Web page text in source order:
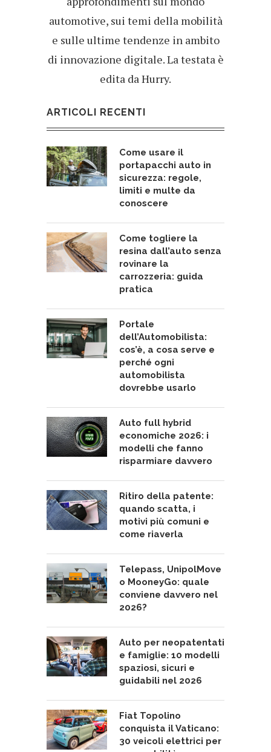
automotive, sui temi della mobilità
e sulle ultime tendenze in ambito
di innovazione digitale. La testata è
edita da Hurry.
ARTICOLI RECENTI
Come usare il
portapacchi auto in
sicurezza: regole,
limiti e multe da
conoscere
Come togliere la
resina dall’auto senza
rovinare la
carrozzeria: guida
pratica
Portale
dell’Automobilista:
cos’è, a cosa serve e
perché ogni
automobilista
dovrebbe usarlo
Auto full hybrid
economiche 2026: i
modelli che fanno
risparmiare davvero
Ritiro della patente:
quando scatta, i
motivi più comuni e
come riaverla
Telepass, UnipolMove
o MooneyGo: quale
conviene davvero nel
2026?
Auto per neopatentati
e famiglie: 10 modelli
spaziosi, sicuri e
guidabili nel 2026
Fiat Topolino
conquista il Vaticano:
30 veicoli elettrici per